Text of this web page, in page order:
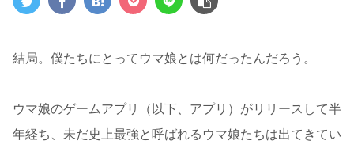
結局。僕たちにとってウマ娘とは何だったんだろう。
ウマ娘のゲームアプリ（以下、アプリ）がリリースして半
年経ち、未だ史上最強と呼ばれるウマ娘たちは出てきてい